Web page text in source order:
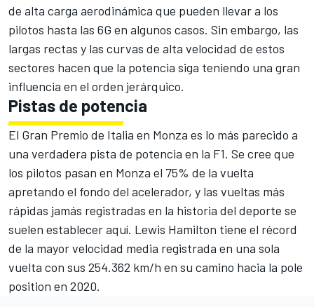
de alta carga aerodinámica que pueden llevar a los
pilotos hasta las 6G en algunos casos. Sin embargo, las
largas rectas y las curvas de alta velocidad de estos
sectores hacen que la potencia siga teniendo una gran
influencia en el orden jerárquico.
Pistas de potencia
El Gran Premio de Italia en Monza es lo más parecido a
una verdadera pista de potencia en la F1. Se cree que
los pilotos pasan en Monza el 75% de la vuelta
apretando el fondo del acelerador, y las vueltas más
rápidas jamás registradas en la historia del deporte se
suelen establecer aquí. Lewis Hamilton tiene el récord
de la mayor velocidad media registrada en una sola
vuelta con sus 254.362 km/h en su camino hacia la pole
position en 2020.